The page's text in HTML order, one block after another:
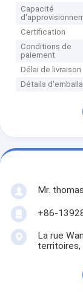
Capacité
Certification
Conditions de
paiement
Délai de livraison
Détails
Mr.
+86-
La rue
territoires,